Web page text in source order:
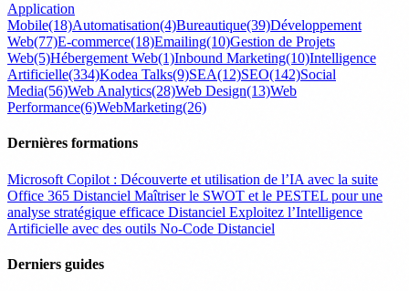
Application
Mobile(18)Automatisation(4)Bureautique(39)Développement
Web(77)E-commerce(18)Emailing(10)Gestion de Projets
Web(5)Hébergement Web(1)Inbound Marketing(10)Intelligence
Artificielle(334)Kodea Talks(9)SEA(12)SEO(142)Social
Media(56)Web Analytics(28)Web Design(13)Web
Performance(6)WebMarketing(26)
Dernières formations
Microsoft Copilot : Découverte et utilisation de l’IA avec la suite
Office 365 Distanciel Maîtriser le SWOT et le PESTEL pour une
analyse stratégique efficace Distanciel Exploitez l’Intelligence
Artificielle avec des outils No-Code Distanciel
Derniers guides